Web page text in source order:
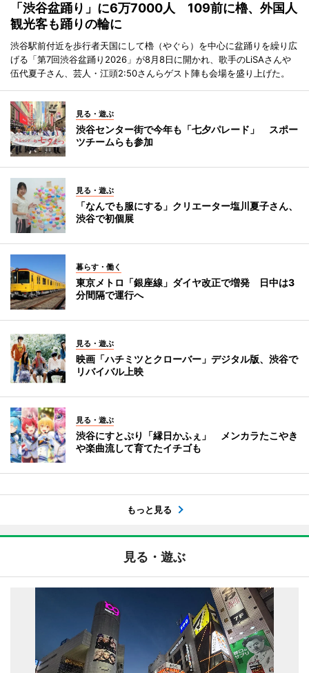
「渋谷盆踊り」に6万7000人 109前に櫓、外国人
観光客も踊りの輪に
渋谷駅前付近を歩行者天国にして櫓（やぐら）を中心に盆踊りを繰り広
げる「第7回渋谷盆踊り2026」が8月8日に開かれ、歌手のLiSAさんや
伍代夏子さん、芸人・江頭2:50さんらゲスト陣も会場を盛り上げた。
見る・遊ぶ
渋谷センター街で今年も「七夕パレード」 スポー
ツチームらも参加
見る・遊ぶ
「なんでも服にする」クリエーター塩川夏子さん、
渋谷で初個展
暮らす・働く
東京メトロ「銀座線」ダイヤ改正で増発 日中は3
分間隔で運行へ
見る・遊ぶ
映画「ハチミツとクローバー」デジタル版、渋谷で
リバイバル上映
見る・遊ぶ
渋谷にすとぷり「縁日かふぇ」 メンカラたこやき
や楽曲流して育てたイチゴも
もっと見る
見る・遊ぶ